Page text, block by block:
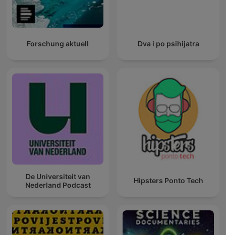
Forschung aktuell Dva i po psihijatra
De Universiteit van
Nederland Podcast
Hipsters Ponto Tech